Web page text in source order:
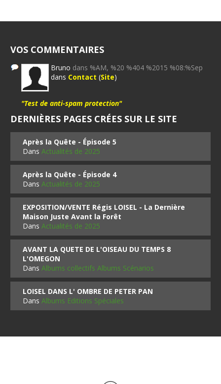
VOS COMMENTAIRES
Bruno dans %AM, %20 %404 %2015 %08:%Sep
dans Contact (Site)
"Test de anti-spam protection"
DERNIÈRES PAGES CRÉES SUR LE SITE
Après la Quête - Épisode 5
DansActualités de 2025
Après la Quête - Épisode 4
DansActualités de 2025
EXPOSITION/VENTE Régis LOISEL - La Dernière
Maison Juste Avant la Forêt
DansActualités de 2025
AVANT LA QUETE DE L'OISEAU DU TEMPS 8
L'OMEGON
DansAlbums collectifs Albums Scénarios
LOISEL DANS L' OMBRE DE PETER PAN
DansAlbums Editions Spéciales